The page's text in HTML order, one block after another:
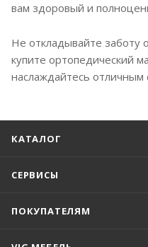
вам здоровый и
Не откладывайте заботу
купите ортопедический
наслаждайтесь
КАТАЛОГ
СЕРВИСЫ
ПОКУПАТЕЛЯМ